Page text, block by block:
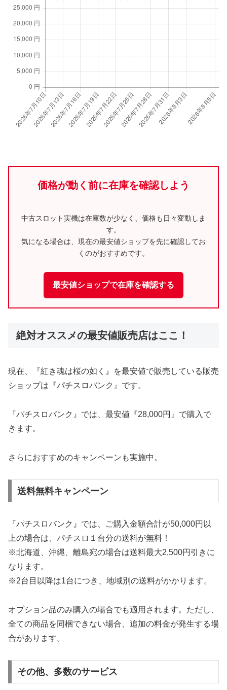
価格が動く前に在庫を確認しよう
中古スロット実機は在庫数が少なく、価格も日々変動しま
す。
気になる場合は、現在の最安値ショップを先に確認してお
くのがおすすめです。
最安値ショップで在庫を確認する
絶対オススメの最安値販売店はここ！
現在、『紅き魂は桜の如く』を最安値で販売している販売
ショップは『パチスロバンク』です。
『パチスロバンク』では、最安値『28,000円』で購入で
きます。
さらにおすすめのキャンペーンも実施中。
送料無料キャンペーン
『パチスロバンク』では、ご購入金額合計が50,000円以
上の場合は、パチスロ１台分の送料が無料！
※北海道、沖縄、離島宛の場合は送料最大2,500円引きに
なります。
※2台目以降は1台につき、地域別の送料がかかります。
オプション品のみ購入の場合でも適用されます。ただし、
全ての商品を同梱できない場合、追加の料金が発生する場
合があります。
その他、多数のサービス